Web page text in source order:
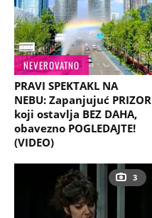
NEVEROVATNO
PRAVI SPEKTAKL NA
NEBU: Zapanjujuć PRIZOR
koji ostavlja BEZ DAHA,
obavezno POGLEDAJTE!
(VIDEO)
3